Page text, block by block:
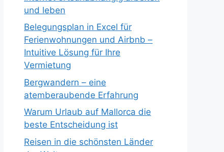
und leben
Belegungsplan in Excel für
Ferienwohnungen und Airbnb –
Intuitive Lösung für Ihre
Vermietung
Bergwandern – eine
atemberaubende Erfahrung
Warum Urlaub auf Mallorca die
beste Entscheidung ist
Reisen in die schönsten Länder